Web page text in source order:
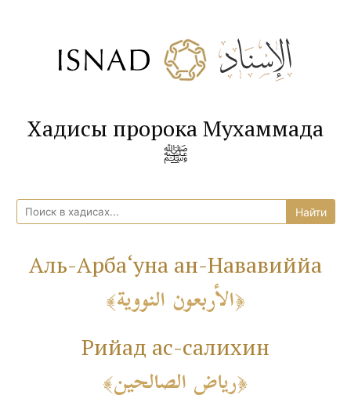
Хадисы пророка Мухаммада
ﷺ
Аль-Арба‘уна ан-Нававиййа
الأربعون النووية
Рийад ас-салихин
رياض الصالحين